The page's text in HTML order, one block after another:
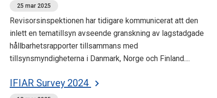
25 mar 2025
Revisorsinspektionen har tidigare kommunicerat att den
inlett en tematillsyn avseende granskning av lagstadgade
hållbarhetsrapporter tillsammans med
tillsynsmyndigheterna i Danmark, Norge och Finland....
IFIAR Survey 2024